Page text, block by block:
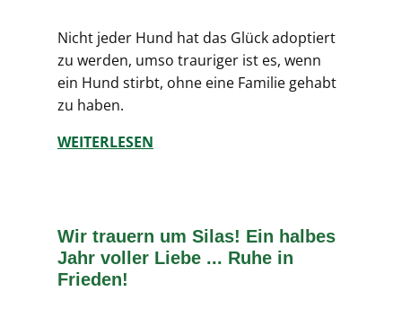
Nicht jeder Hund hat das Glück adoptiert
zu werden, umso trauriger ist es, wenn
ein Hund stirbt, ohne eine Familie gehabt
zu haben.
WEITERLESEN
Wir trauern um Silas! Ein halbes
Jahr voller Liebe ... Ruhe in
Frieden!